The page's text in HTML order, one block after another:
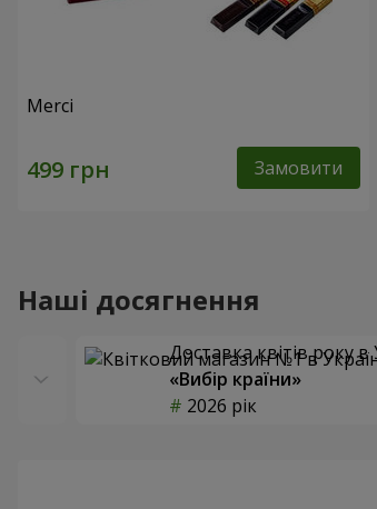
Merci
Замовити
Наші досягнення
Доставка квітів року в
«Вибір країни»
2026 рік